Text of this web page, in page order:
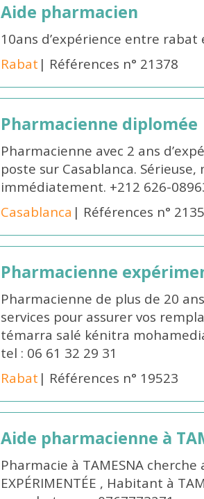
Aide pharmacien
10ans d’expérience entre
Rabat | Références n° 21378
Pharmacienne diplomée
Pharmacienne avec 2 ans
poste sur Casablanca.
immédiatement. +212 626-
Casablanca | Références n°
Pharmacienne
Pharmacienne de plus de 20
services pour assurer vos
témarra salé kénitra
tel : 06 61 32 29 31
Rabat | Références n° 19523
Aide pharmacienne à
Pharmacie à TAMESNA
EXPÉRIMENTÉE , Habitant à